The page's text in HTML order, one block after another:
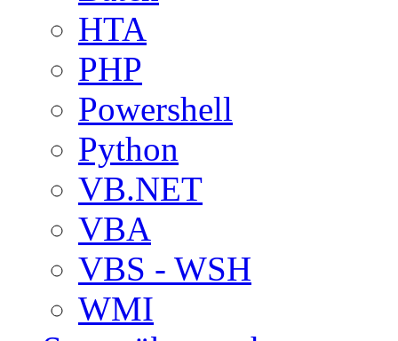
HTA
PHP
Powershell
Python
VB.NET
VBA
VBS - WSH
WMI